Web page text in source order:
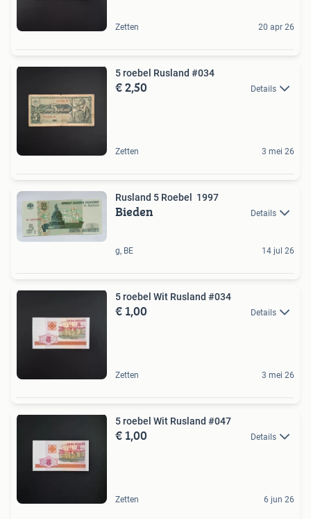
Zetten 20 apr 26
5 roebel Rusland #034
€ 2,50 Details
Zetten 3 mei 26
Rusland 5 Roebel 1997
Bieden Details
g, BE 14 jul 26
5 roebel Wit Rusland #034
€ 1,00 Details
Zetten 3 mei 26
5 roebel Wit Rusland #047
€ 1,00 Details
Zetten 6 jun 26